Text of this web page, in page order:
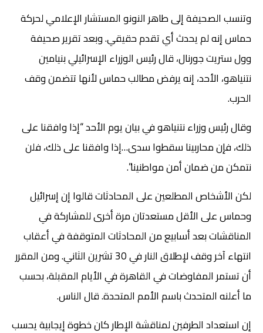
وتنسب الصحيفة إلى طاهر النونو المستشار الإعلامي لحركة
حماس إنه لم يحدث أي تقدم حقيقي. وبعد تقرير صحيفة
وول ستريت جورنال، قال رئيس الوزراء الإسرائيلي بنيامين
نتنياهو، الأحد، إنه يرفض مطالب حماس لأنها تتضمن وقف
الحرب.
وقال رئيس وزراء نتنياهو في بيان يوم الأحد “إذا وافقنا على
ذلك، فإن محاربينا سقطوا سدى…إذا وافقنا على ذلك، فلن
نتمكن من ضمان أمن مواطنينا”.
لكن الأشخاص المطلعين على المحادثات قالوا إن إسرائيل
وحماس على الأقل مستعدتان مرة أخرى للمشاركة في
المناقشات بعد أسابيع من المحادثات المتوقفة في أعقاب
انتهاء آخر وقف لإطلاق النار في 30 تشرين الثاني. ومن المقرر
أن تستمر المفاوضات في القاهرة في الأيام المقبلة، بحسب
ما أعلنه المتحدث باسم الأمم المتحدة. قال الناس.
إن استعداد الطرفين لمناقشة الإطار كان خطوة إيجابية يحسب